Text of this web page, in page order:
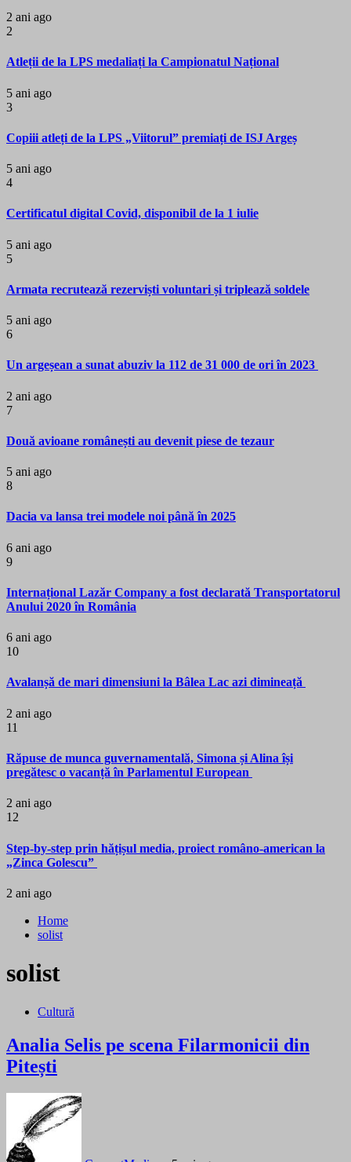
2 ani ago
2
Atleții de la LPS medaliați la Campionatul Național
5 ani ago
3
Copiii atleți de la LPS „Viitorul” premiați de ISJ Argeș
5 ani ago
4
Certificatul digital Covid, disponibil de la 1 iulie
5 ani ago
5
Armata recrutează rezerviști voluntari și triplează soldele
5 ani ago
6
Un argeșean a sunat abuziv la 112 de 31 000 de ori în 2023
2 ani ago
7
Două avioane românești au devenit piese de tezaur
5 ani ago
8
Dacia va lansa trei modele noi până în 2025
6 ani ago
9
Internațional Lazăr Company a fost declarată Transportatorul
Anului 2020 în România
6 ani ago
10
Avalanșă de mari dimensiuni la Bâlea Lac azi dimineață
2 ani ago
11
Răpuse de munca guvernamentală, Simona și Alina își
pregătesc o vacanță în Parlamentul European
2 ani ago
12
Step-by-step prin hățișul media, proiect româno-american la
„Zinca Golescu”
2 ani ago
Home
solist
solist
Cultură
Analia Selis pe scena Filarmonicii din
Pitești